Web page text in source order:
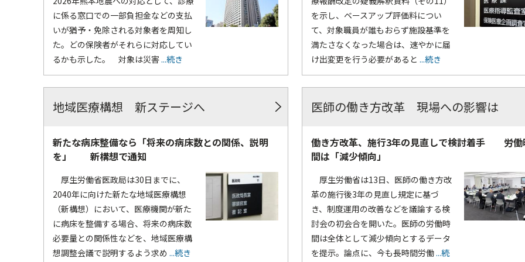
に係る窓口での一部負担金などの支払
いが猶予・免除される対象者を周知し
た。どの保険者がそれらに対応してい
るかも示した。 対象は災害...続き
を示し、ベースアップ評価料につい
て、対象職員が誰もおらず施設基準を
満たさなくなった場合は、速やかに届
け出変更を行う必要があると ...続き
地域医療構想 新ステージへ
新たな病床整備なら「将来の病床数との関係、説明
を」 新構想で通知
厚生労働省医政局は30日までに、
2040年に向けた新たな地域医療構想
（新構想）において、医療機関が新た
に病床を整備する場合、将来の病床数
必要量との関係性などを、地域医療構
想調整会議で説明するよう求め ...続き
医師の働き方改革 現場への影響は
働き方改革、施行3年の見直しで検討着手 労働
間は「減少傾向」
厚生労働省は13日、医師の働き方改
革の施行後3年の見直し規定に基づ
き、制度運用の改善などを議論する検
討会の初会合を開いた。医師の労働時
間は全体として減少傾向とするデータ
を提示。論点に、今も長時間労働...続